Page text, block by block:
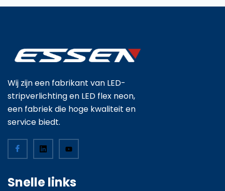
Wij zijn een fabrikant van LED-
stripverlichting en LED flex neon,
een fabriek die hoge kwaliteit en
service biedt.
Snelle links